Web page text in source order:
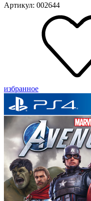
Артикул: 002644
избранное